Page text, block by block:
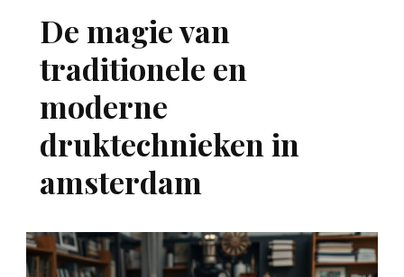
De magie van
traditionele en
moderne
druktechnieken in
amsterdam